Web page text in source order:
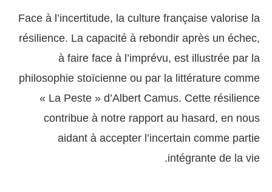
Face à l’incertitude, la culture française valorise la
résilience. La capacité à rebondir après un échec,
à faire face à l’imprévu, est illustrée par la
philosophie stoïcienne ou par la littérature comme
« La Peste » d’Albert Camus. Cette résilience
contribue à notre rapport au hasard, en nous
aidant à accepter l’incertain comme partie
intégrante de la vie.